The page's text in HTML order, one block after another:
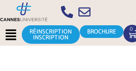
Aller
au
contenu
Menu RÉINSCRIPTION
INSCRIPTION
BROCHURE 0